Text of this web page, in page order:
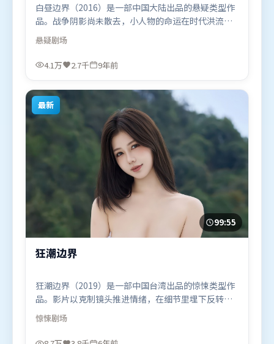
白昼边界（2016）是一部中国大陆出品的悬疑类型作
品。战争阴影尚未散去，小人物的命运在时代洪流里
被轻轻托起又放下。人物关系网复杂却不凌乱，每场
对手戏都推动信息增量。由郭帆执导，古天乐、长泽
雅美、章子怡，河正宇等联袂出演。影片于2016年9
悬疑题材的观众观看。
悬疑剧场
4.1万 2.7千 9年前
最新
99:55
狂潮边界
狂潮边界（2019）是一部中国台湾出品的惊悚类型作
品。影片以克制镜头推进情绪，在细节里埋下反转，
直至最后一刻才揭开谜底。摄影与美术共同营造出强
烈地域气质，增强沉浸感。由王家卫执导，艾米莉·
布朗特、提莫西·查拉米、长泽雅美，迪皮卡·帕度
惊悚剧场